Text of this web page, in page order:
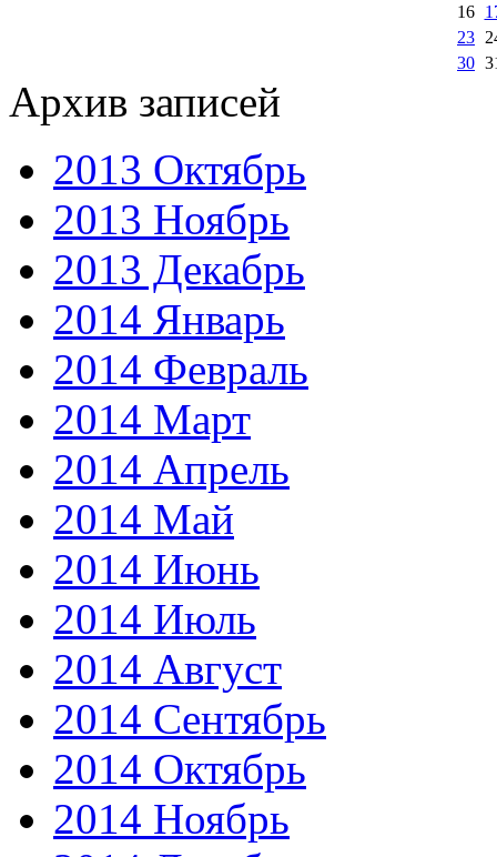
16
23
30
Архив записей
2013 Октябрь
2013 Ноябрь
2013 Декабрь
2014 Январь
2014 Февраль
2014 Март
2014 Апрель
2014 Май
2014 Июнь
2014 Июль
2014 Август
2014 Сентябрь
2014 Октябрь
2014 Ноябрь